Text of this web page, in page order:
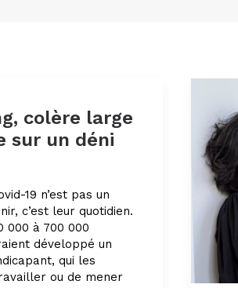
colère large
sur un déni
19 n’est pas un
c’est leur quotidien.
000 à 700 000
développé un
qui les
ou de mener